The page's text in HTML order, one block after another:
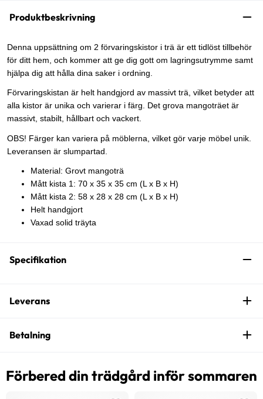
Produktbeskrivning
Denna uppsättning om 2 förvaringskistor i trä är ett tidlöst tillbehör
för ditt hem, och kommer att ge dig gott om lagringsutrymme samt
hjälpa dig att hålla dina saker i ordning.
Förvaringskistan är helt handgjord av massivt trä, vilket betyder att
alla kistor är unika och varierar i färg. Det grova mangoträet är
massivt, stabilt, hållbart och vackert.
OBS! Färger kan variera på möblerna, vilket gör varje möbel unik.
Leveransen är slumpartad.
Material: Grovt mangoträ
Mått kista 1: 70 x 35 x 35 cm (L x B x H)
Mått kista 2: 58 x 28 x 28 cm (L x B x H)
Helt handgjort
Vaxad solid träyta
Specifikation
Leverans
Betalning
Förbered din trädgård inför sommaren